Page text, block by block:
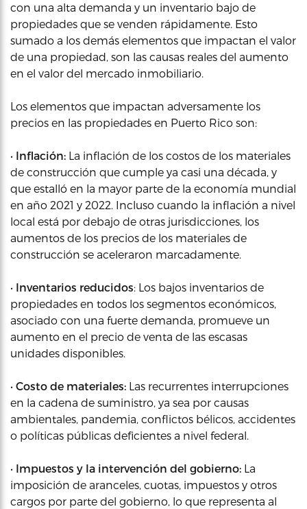
con una alta demanda y un inventario bajo de
propiedades que se venden rápidamente. Esto
sumado a los demás elementos que impactan el valor
de una propiedad, son las causas reales del aumento
en el valor del mercado inmobiliario.
Los elementos que impactan adversamente los
precios en las propiedades en Puerto Rico son:
• Inflación: La inflación de los costos de los materiales
de construcción que cumple ya casi una década, y
que estalló en la mayor parte de la economía mundial
en año 2021 y 2022. Incluso cuando la inflación a nivel
local está por debajo de otras jurisdicciones, los
aumentos de los precios de los materiales de
construcción se aceleraron marcadamente.
• Inventarios reducidos: Los bajos inventarios de
propiedades en todos los segmentos económicos,
asociado con una fuerte demanda, promueve un
aumento en el precio de venta de las escasas
unidades disponibles.
• Costo de materiales: Las recurrentes interrupciones
en la cadena de suministro, ya sea por causas
ambientales, pandemia, conflictos bélicos, accidentes
o políticas públicas deficientes a nivel federal.
• Impuestos y la intervención del gobierno: La
imposición de aranceles, cuotas, impuestos y otros
cargos por parte del gobierno, lo que representa al